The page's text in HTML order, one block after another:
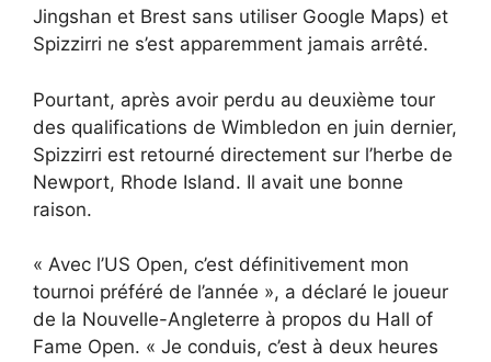
Jingshan et Brest sans utiliser Google Maps) et
Spizzirri ne s’est apparemment jamais arrêté.
Pourtant, après avoir perdu au deuxième tour
des qualifications de Wimbledon en juin dernier,
Spizzirri est retourné directement sur l’herbe de
Newport, Rhode Island. Il avait une bonne
raison.
« Avec l’US Open, c’est définitivement mon
tournoi préféré de l’année », a déclaré le joueur
de la Nouvelle-Angleterre à propos du Hall of
Fame Open. « Je conduis, c’est à deux heures